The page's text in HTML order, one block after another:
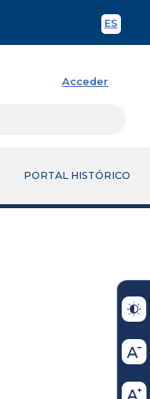
ES
Acceder
PORTAL HISTÓRICO